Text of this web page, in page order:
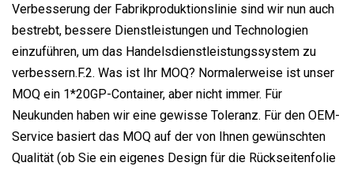
Verbesserung der Fabrikproduktionslinie sind wir nun auch
bestrebt, bessere Dienstleistungen und Technologien
einzuführen, um das Handelsdienstleistungssystem zu
verbessern.F.2. Was ist Ihr MOQ? Normalerweise ist unser
MOQ ein 1*20GP-Container, aber nicht immer. Für
Neukunden haben wir eine gewisse Toleranz. Für den OEM-
Service basiert das MOQ auf der von Ihnen gewünschten
Qualität (ob Sie ein eigenes Design für die Rückseitenfolie